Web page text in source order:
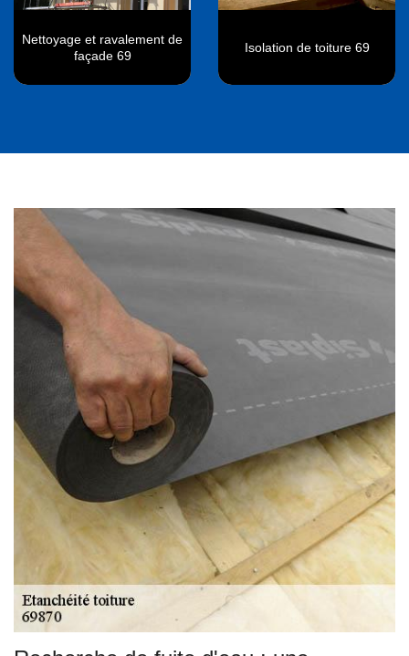
Nettoyage et ravalement de
façade 69
Isolation de toiture 69